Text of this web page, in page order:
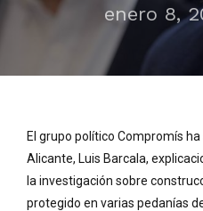
enero 8,
El grupo político Compromís
Alicante, Luis Barcala,
la investigación sobre
protegido en varias pedanías